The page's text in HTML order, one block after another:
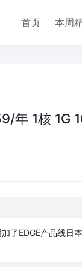
首页 本周
年 1核 1G
加了EDGE产品线日本